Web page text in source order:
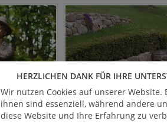
HERZLICHEN DANK FÜR IHRE
Wir nutzen Cookies auf unserer Website.
ihnen sind essenziell, während andere
diese Website und Ihre Erfahrung zu